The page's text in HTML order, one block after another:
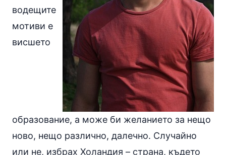
водещите
мотиви е
висшето
образование, а може би желанието за нещо
ново, нещо различно, далечно. Случайно
или не, избрах Холандия – страна, където